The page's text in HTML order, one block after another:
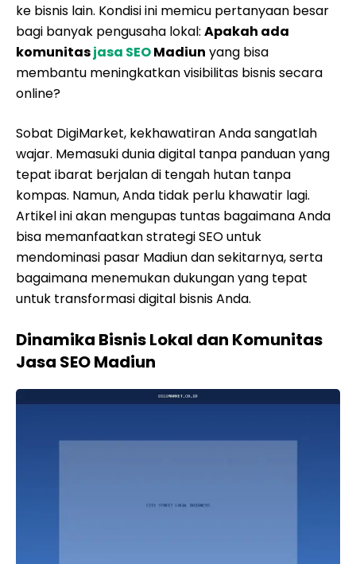
ke bisnis lain. Kondisi ini memicu pertanyaan besar
bagi banyak pengusaha lokal: Apakah ada
komunitasjasa SEOMadiun yang bisa
membantu meningkatkan visibilitas bisnis secara
online?
Sobat DigiMarket, kekhawatiran Anda sangatlah
wajar. Memasuki dunia digital tanpa panduan yang
tepat ibarat berjalan di tengah hutan tanpa
kompas. Namun, Anda tidak perlu khawatir lagi.
Artikel ini akan mengupas tuntas bagaimana Anda
bisa memanfaatkan strategi SEO untuk
mendominasi pasar Madiun dan sekitarnya, serta
bagaimana menemukan dukungan yang tepat
untuk transformasi digital bisnis Anda.
Dinamika Bisnis Lokal dan Komunitas
Jasa SEO Madiun